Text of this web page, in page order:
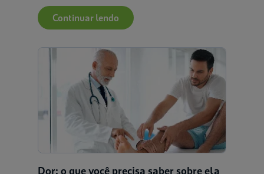
Continuar lendo
Dor: o que você precisa saber sobre ela